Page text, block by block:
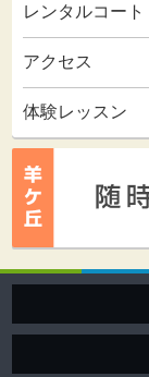
レンタルコート
アクセス
体験レッスン